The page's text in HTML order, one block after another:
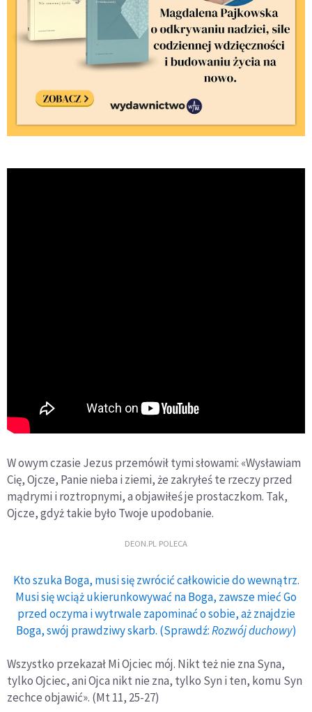
W owym czasie Jezus przemówił tymi słowami: «Wysławiam
Cię, Ojcze, Panie nieba i ziemi, że zakryłeś te rzeczy przed
mądrymi i roztropnymi, a objawiłeś je prostaczkom. Tak,
Ojcze, gdyż takie było Twoje upodobanie.
DEON.PL POLECA
Kto szuka Boga, musi się zwrócić całkowicie do wewnątrz.
Musi się wciąż ukierunkowywać na Boga, zawsze mieć Go
przed oczyma i wytrwale zapominać o sobie, aż znajdzie
Boga, swój prawdziwy skarb. (Sprawdź:Rozwój duchowy)
Wszystko przekazał Mi Ojciec mój. Nikt też nie zna Syna,
tylko Ojciec, ani Ojca nikt nie zna, tylko Syn i ten, komu Syn
zechce objawić». (Mt 11, 25-27)